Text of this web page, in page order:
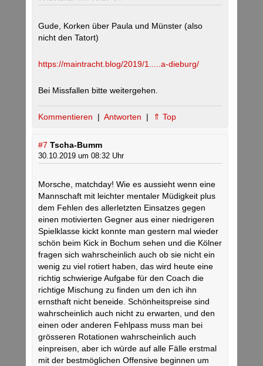
Gude, Korken über Paula und Münster (also
nicht den Tatort)
https://maintracht.blog/2019/1.....a-dieburg/
Bei Missfallen bitte weitergehen.
Kommentieren | Antworten | ⇑ Top
#7 Tscha-Bumm
30.10.2019 um 08:32 Uhr
Morsche, matchday! Wie es aussieht wenn eine
Mannschaft mit leichter mentaler Müdigkeit plus
dem Fehlen des allerletzten Einsatzes gegen
einen motivierten Gegner aus einer niedrigeren
Spielklasse kickt konnte man gestern mal wieder
schön beim Kick in Bochum sehen und die Kölner
fragen sich wahrscheinlich auch ob sie nicht ein
wenig zu viel rotiert haben, das wird heute eine
richtig schwierige Aufgabe für den Coach die
richtige Mischung zu finden um den ich ihn
ernsthaft nicht beneide. Schönheitspreise sind
wahrscheinlich auch nicht zu erwarten, und den
einen oder anderen Fehlpass muss man bei
grösseren Rotationen wahrscheinlich auch
einpreisen, aber ich würde auf alle Fälle erstmal
mit der bestmöglichen Offensive beginnen um